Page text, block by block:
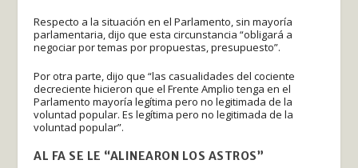
Respecto a la situación en el Parlamento, sin mayoría
parlamentaria, dijo que esta circunstancia “obligará a
negociar por temas por propuestas, presupuesto”.
Por otra parte, dijo que “las casualidades del cociente
decreciente hicieron que el Frente Amplio tenga en el
Parlamento mayoría legítima pero no legitimada de la
voluntad popular. Es legítima pero no legitimada de la
voluntad popular”.
AL FA SE LE “ALINEARON LOS ASTROS”